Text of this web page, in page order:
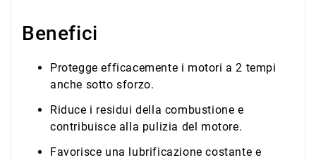
Benefici
Protegge efficacemente i motori a 2 tempi
anche sotto sforzo.
Riduce i residui della combustione e
contribuisce alla pulizia del motore.
Favorisce una lubrificazione costante e